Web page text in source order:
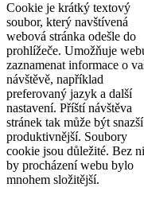
Cookie je krátký textový
soubor, který navštívená
webová stránka odešle do
prohlížeče. Umožňuje
zaznamenat informace o
návštěvě, například
preferovaný jazyk a další
nastavení. Příští návštěva
stránek tak může být
produktivnější. Soubory
cookie jsou důležité. Bez
by procházení webu bylo
mnohem složitější.